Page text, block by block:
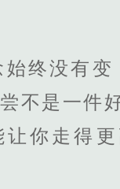
始终没有
不是一件
让你走得